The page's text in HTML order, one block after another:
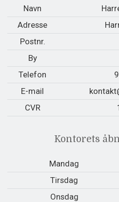
Navn
Adresse
Postnr.
By
Telefon
E-mail
CVR
Kontorets
Mandag
Tirsdag
Onsdag